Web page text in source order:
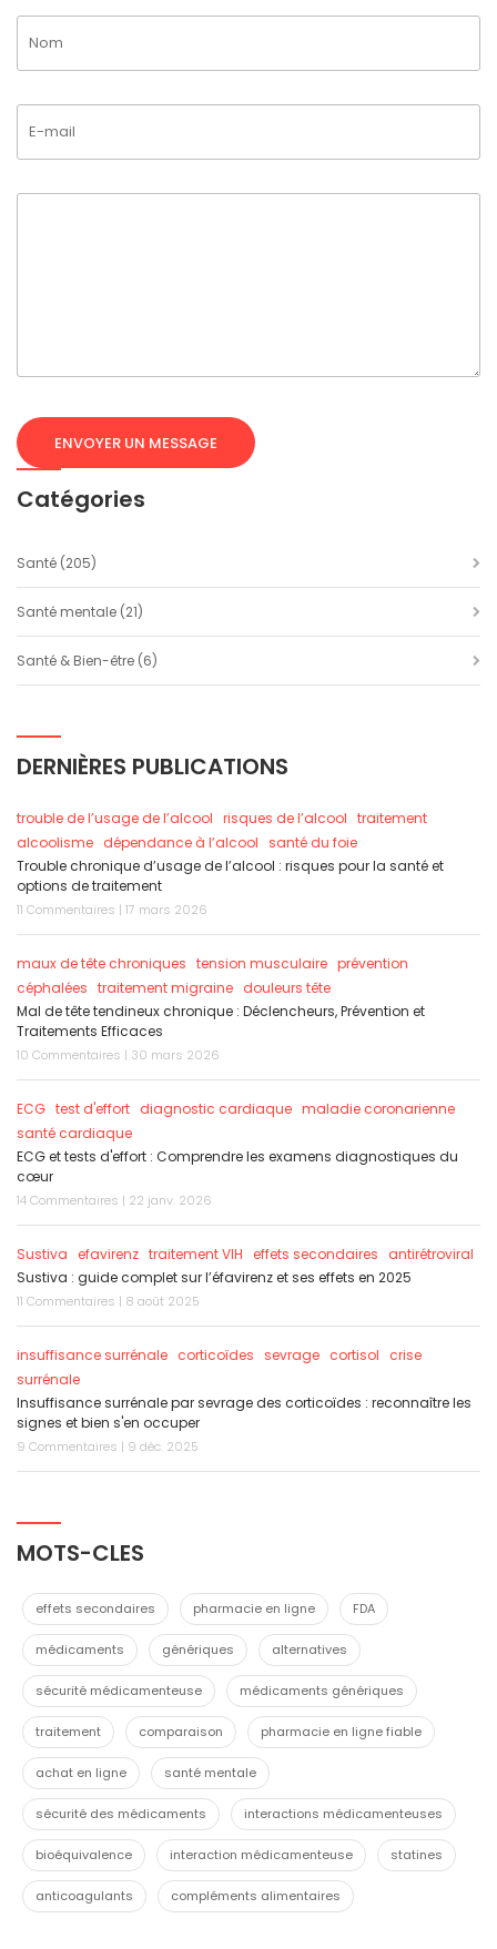
Catégories
Santé (205)
Santé mentale (21)
Santé & Bien-être (6)
DERNIÈRES PUBLICATIONS
trouble de l’usage de l’alcool risques de l’alcool traitement
alcoolisme dépendance à l’alcool santé du foie
Trouble chronique d’usage de l’alcool : risques pour la santé et
options de traitement
11 Commentaires | 17 mars 2026
maux de tête chroniques tension musculaire prévention
céphalées traitement migraine douleurs tête
Mal de tête tendineux chronique : Déclencheurs, Prévention et
Traitements Efficaces
10 Commentaires | 30 mars 2026
ECG test d'effort diagnostic cardiaque maladie coronarienne
santé cardiaque
ECG et tests d'effort : Comprendre les examens diagnostiques du
cœur
14 Commentaires | 22 janv. 2026
Sustiva efavirenz traitement VIH effets secondaires
antirétroviral
Sustiva : guide complet sur l’éfavirenz et ses effets en 2025
11 Commentaires | 8 août 2025
insuffisance surrénale corticoïdes sevrage cortisol
crise
surrénale
Insuffisance surrénale par sevrage des corticoïdes : reconnaître les
signes et bien s'en occuper
9 Commentaires | 9 déc. 2025
MOTS-CLES
effets secondaires pharmacie en ligne FDA
médicaments génériques alternatives
sécurité médicamenteuse médicaments génériques
traitement comparaison pharmacie en ligne fiable
achat en ligne santé mentale
sécurité des médicaments interactions médicamenteuses
bioéquivalence interaction médicamenteuse statines
anticoagulants compléments alimentaires